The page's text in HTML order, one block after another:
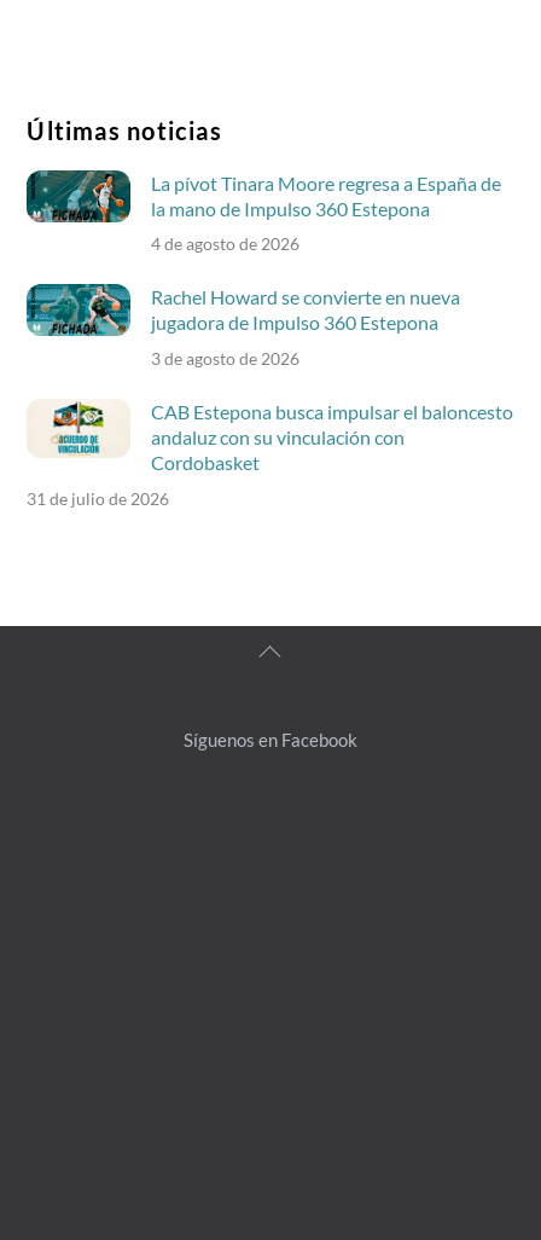
Últimas noticias
La pívot Tinara Moore regresa a España de
la mano de Impulso 360 Estepona
4 de agosto de 2026
Rachel Howard se convierte en nueva
jugadora de Impulso 360 Estepona
3 de agosto de 2026
CAB Estepona busca impulsar el baloncesto
andaluz con su vinculación con
Cordobasket
31 de julio de 2026
Back
Síguenos en Facebook